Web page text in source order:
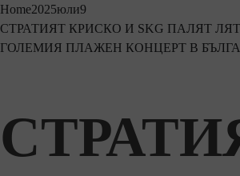
Home2025юли9
СТРАТИЯТ КРИСКО И SKG ПАЛЯТ
ГОЛЕМИЯ ПЛАЖЕН КОНЦЕРТ В